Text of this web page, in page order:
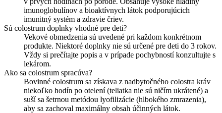
imunoglobulínov a bioaktívnych látok podporujúcich
imunitný systém a zdravie čriev.
Sú colostrum doplnky vhodné pre deti?
Vekové obmedzenia sú uvedené pri každom konkrétnom
produkte. Niektoré doplnky nie sú určené pre deti do 3 rokov.
Vždy si prečítajte popis a v prípade pochybností konzultujte s
lekárom.
Ako sa colostrum spracúva?
Bovinné colostrum sa získava z nadbytočného colostra kráv
niekoľko hodín po otelení (teliatka nie sú ničím ukrátené) a
suší sa šetrnou metódou lyofilizácie (hlbokého zmrazenia),
aby sa zachoval maximálny obsah účinných látok.